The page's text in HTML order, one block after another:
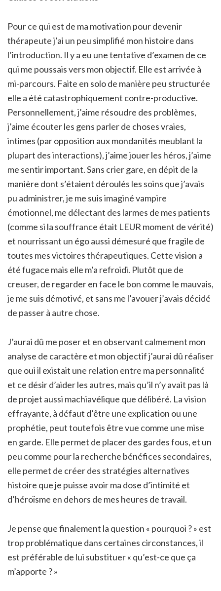
Pour ce qui est de ma motivation pour devenir
thérapeute j’ai un peu simplifié mon histoire dans
l’introduction. Il y a eu une tentative d’examen de ce
qui me poussais vers mon objectif. Elle est arrivée à
mi-parcours. Faite en solo de manière peu structurée
elle a été catastrophiquement contre-productive.
Personnellement, j’aime résoudre des problèmes,
j’aime écouter les gens parler de choses vraies,
intimes (par opposition aux mondanités meublant la
plupart des interactions), j’aime jouer les héros, j’aime
me sentir important. Sans crier gare, en dépit de la
manière dont s’étaient déroulés les soins que j’avais
pu administrer, je me suis imaginé vampire
émotionnel, me délectant des larmes de mes patients
(comme si la souffrance était LEUR moment de vérité)
et nourrissant un égo aussi démesuré que fragile de
toutes mes victoires thérapeutiques. Cette vision a
été fugace mais elle m’a refroidi. Plutôt que de
creuser, de regarder en face le bon comme le mauvais,
je me suis démotivé, et sans me l’avouer j’avais décidé
de passer à autre chose.
J’aurai dû me poser et en observant calmement mon
analyse de caractère et mon objectif j’aurai dû réaliser
que oui il existait une relation entre ma personnalité
et ce désir d’aider les autres, mais qu’il n’y avait pas là
de projet aussi machiavélique que délibéré. La vision
effrayante, à défaut d’être une explication ou une
prophétie, peut toutefois être vue comme une mise
en garde. Elle permet de placer des gardes fous, et un
peu comme pour la recherche bénéfices secondaires,
elle permet de créer des stratégies alternatives
histoire que je puisse avoir ma dose d’intimité et
d’héroïsme en dehors de mes heures de travail.
Je pense que finalement la question « pourquoi ? » est
trop problématique dans certaines circonstances, il
est préférable de lui substituer « qu’est-ce que ça
m’apporte ? »